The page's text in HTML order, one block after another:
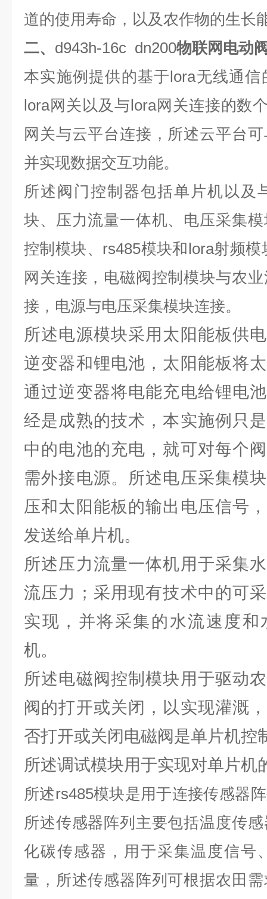
道的使用寿命，以及农作物的生长
二、 d943h-16c dn200物联网电动
本实施例提供的基于lora无线通
lora网关以及与lora网关连接的数
网关与云平台连接，所述云平台
并实现数据交互功能。
所述阀门控制器包括单片机以及
块、压力流量一体机、电压采集
控制模块、rs485模块和lora射频
网关连接，电磁阀控制模块与农
接，电源与电压采集模块连接。
所述电源模块采用太阳能板供
逆变器和锂电池，太阳能板将
通过逆变器将电能充电给锂电
经是成熟的技术，本实施例只
中的电池的充电，就可对每个
需外接电源。所述电压采集模
压和太阳能板的输出电压信号
发送给单片机。
所述压力流量一体机用于采集
流压力；采用现有技术中的可
实现，并将采集的水流速度
机。
所述电磁阀控制模块用于驱动
阀的打开或关闭，以实现灌溉
否打开或关闭电磁阀是单片机控
所述调试模块用于实现对单片机
所述rs485模块是用于连接传感器
所述传感器阵列主要包括温度传
化碳传感器，用于采集温度信号
量，所述传感器阵列可根据农田